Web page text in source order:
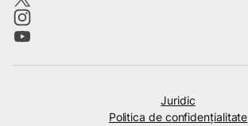
Juridic
Politica de confidenţialitate